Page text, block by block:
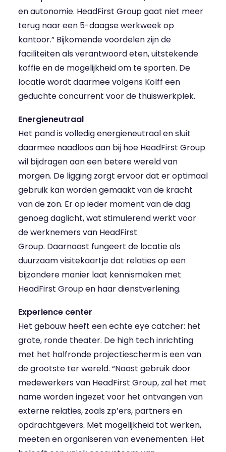
en autonomie. HeadFirst Group gaat niet meer
terug naar een 5-daagse werkweek op
kantoor.” Bijkomende voordelen zijn de
faciliteiten als verantwoord eten, uitstekende
koffie en de mogelijkheid om te sporten. De
locatie wordt daarmee volgens Kolff een
geduchte concurrent voor de thuiswerkplek.
Energieneutraal
Het pand is volledig energieneutraal en sluit
daarmee naadloos aan bij hoe HeadFirst Group
wil bijdragen aan een betere wereld van
morgen. De ligging zorgt ervoor dat er optimaal
gebruik kan worden gemaakt van de kracht
van de zon. Er op ieder moment van de dag
genoeg daglicht, wat stimulerend werkt voor
de werknemers van HeadFirst
Group. Daarnaast fungeert de locatie als
duurzaam visitekaartje dat relaties op een
bijzondere manier laat kennismaken met
HeadFirst Group en haar dienstverlening.
Experience center
Het gebouw heeft een echte eye catcher: het
grote, ronde theater. De high tech inrichting
met het halfronde projectiescherm is een van
de grootste ter wereld. “Naast gebruik door
medewerkers van HeadFirst Group, zal het met
name worden ingezet voor het ontvangen van
externe relaties, zoals zp’ers, partners en
opdrachtgevers. Met mogelijkheid tot werken,
meeten en organiseren van evenementen. Het